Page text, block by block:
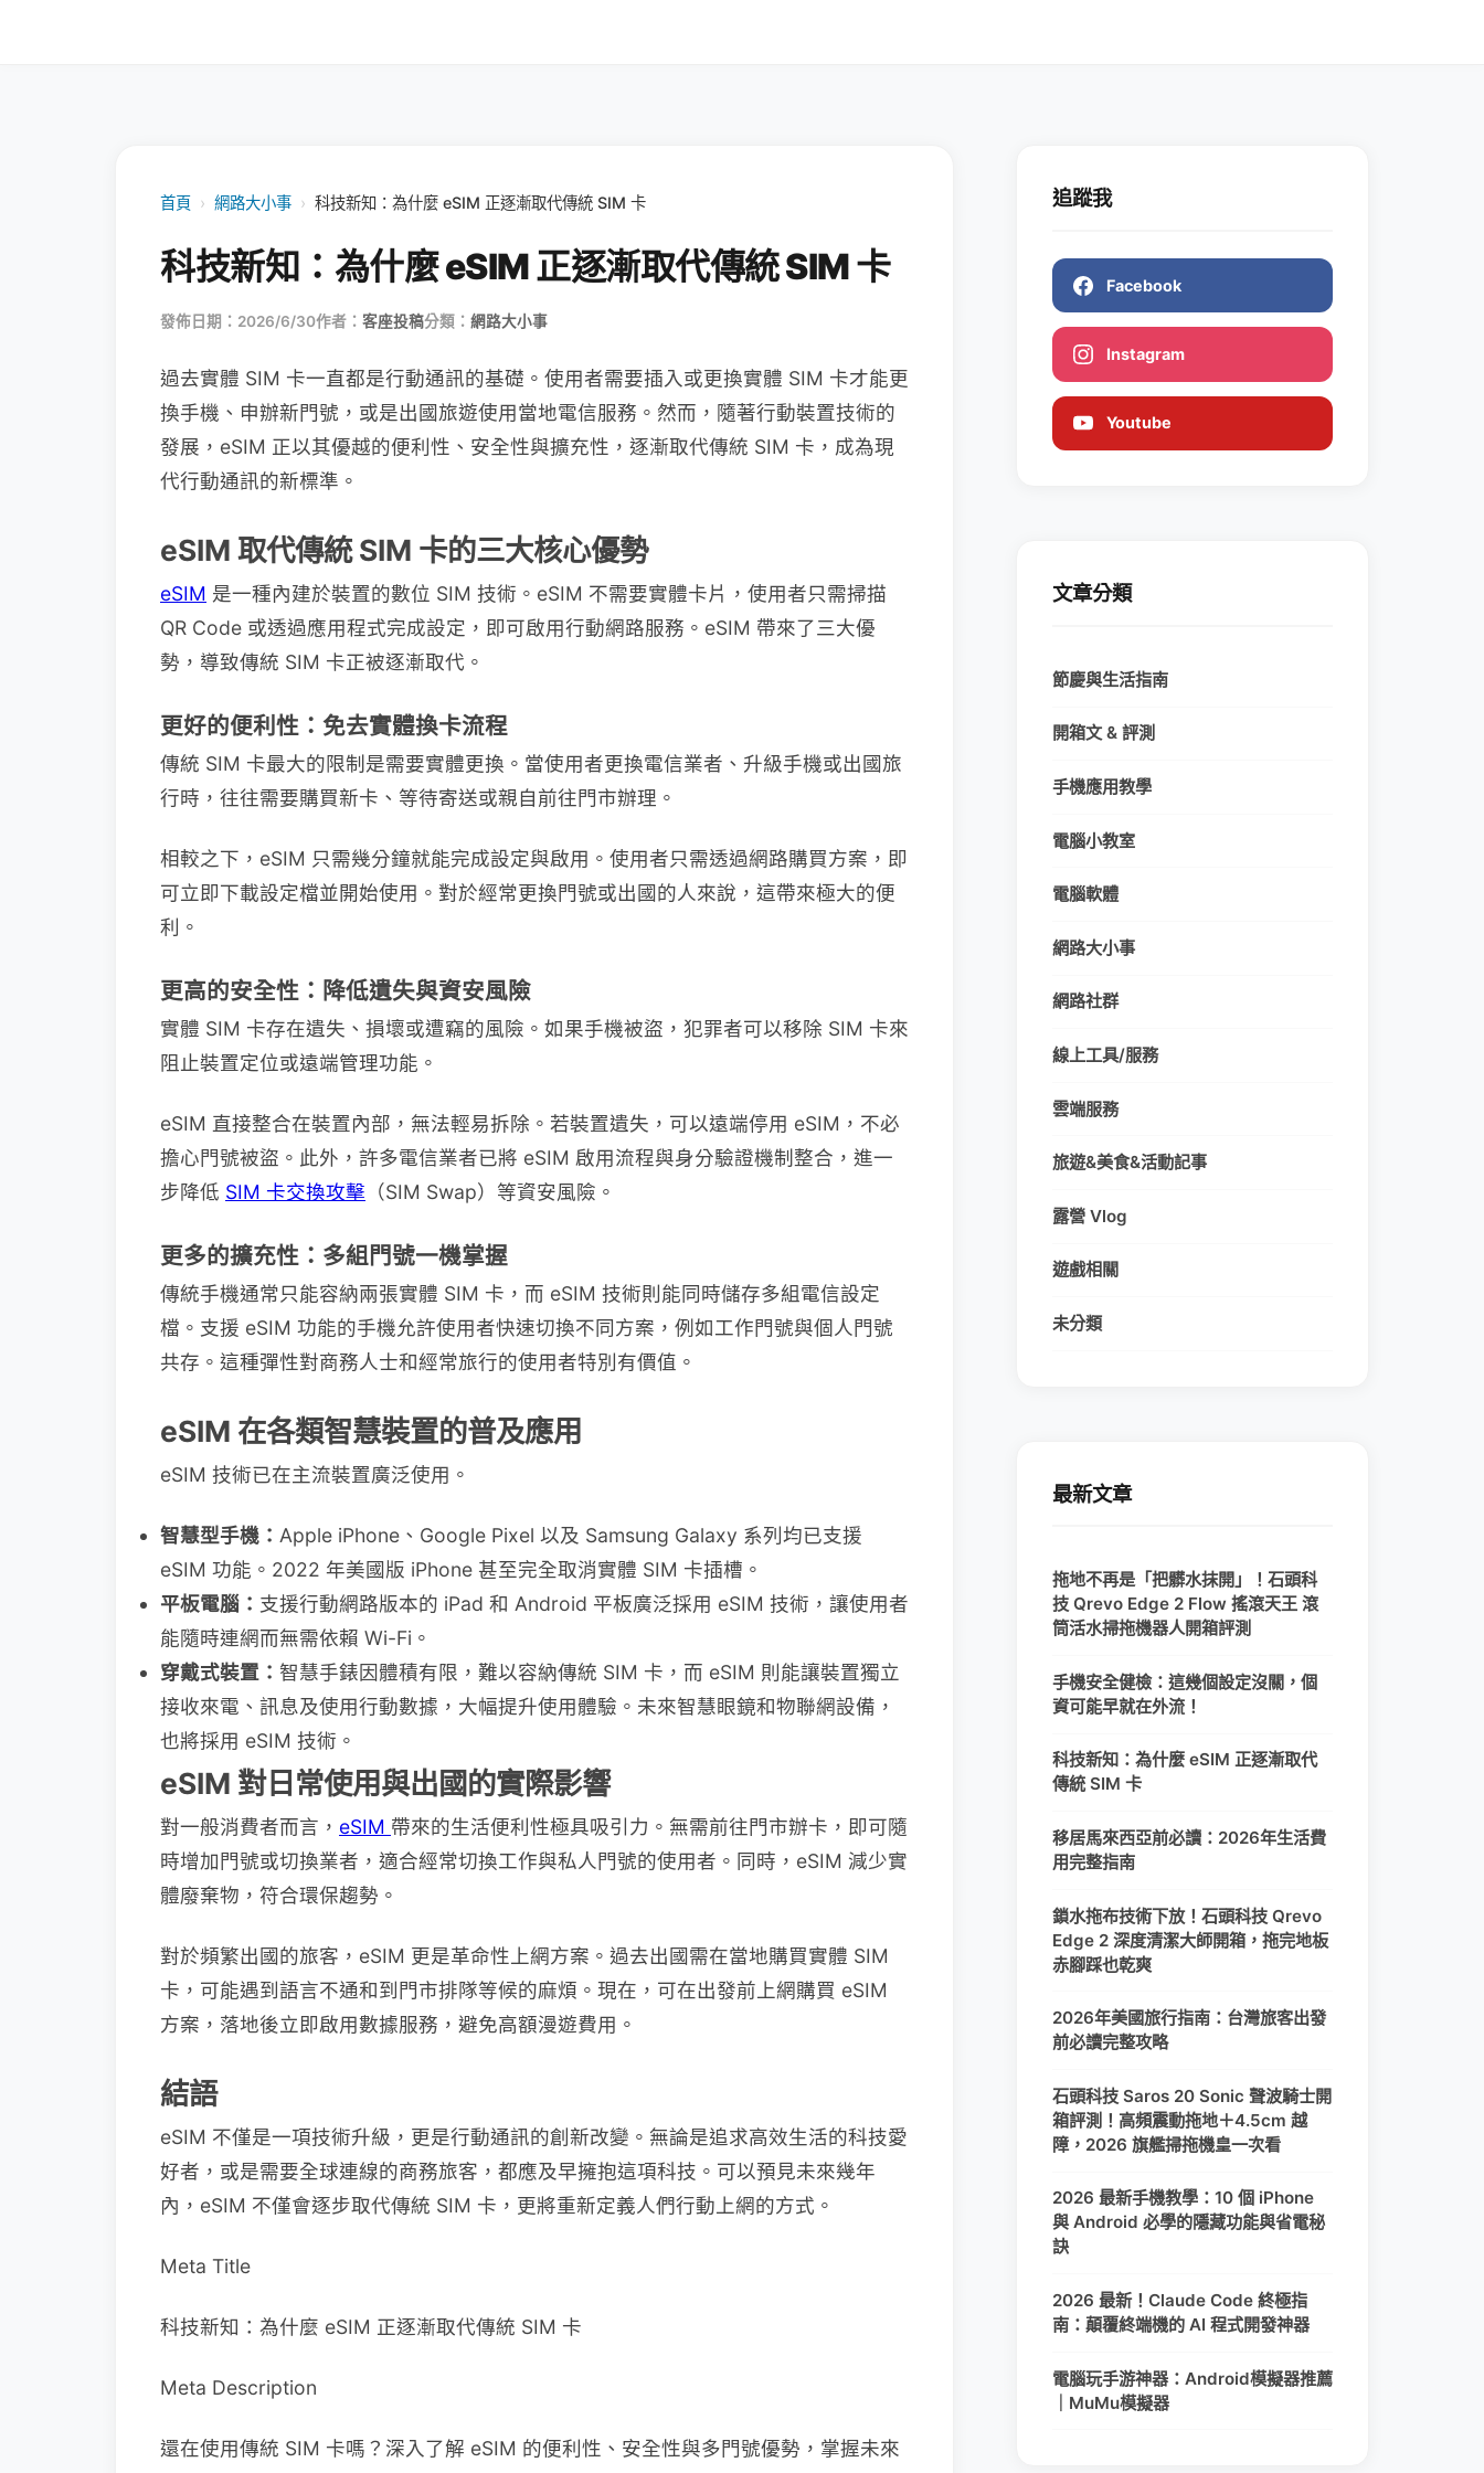
首頁 › 網路大小事 › 科技新知：為什麼 eSIM 正逐漸取代傳統 SIM 卡
科技新知：為什麼 eSIM 正逐漸取代傳統 SIM 卡
發佈日期：2026/6/30作者： 客座投稿分類： 網路大小事
過去實體 SIM 卡一直都是行動通訊的基礎。使用者需要插入或更換實體 SIM 卡才能更
換手機、申辦新門號，或是出國旅遊使用當地電信服務。然而，隨著行動裝置技術的
發展，eSIM 正以其優越的便利性、安全性與擴充性，逐漸取代傳統 SIM 卡，成為現
代行動通訊的新標準。
eSIM 取代傳統 SIM 卡的三大核心優勢
eSIM 是一種內建於裝置的數位 SIM 技術。eSIM 不需要實體卡片，使用者只需掃描
QR Code 或透過應用程式完成設定，即可啟用行動網路服務。eSIM 帶來了三大優
勢，導致傳統 SIM 卡正被逐漸取代。
更好的便利性：免去實體換卡流程
傳統 SIM 卡最大的限制是需要實體更換。當使用者更換電信業者、升級手機或出國旅
行時，往往需要購買新卡、等待寄送或親自前往門市辦理。
相較之下，eSIM 只需幾分鐘就能完成設定與啟用。使用者只需透過網路購買方案，即
可立即下載設定檔並開始使用。對於經常更換門號或出國的人來說，這帶來極大的便
利。
更高的安全性：降低遺失與資安風險
實體 SIM 卡存在遺失、損壞或遭竊的風險。如果手機被盜，犯罪者可以移除 SIM 卡來
阻止裝置定位或遠端管理功能。
eSIM 直接整合在裝置內部，無法輕易拆除。若裝置遺失，可以遠端停用 eSIM，不必
擔心門號被盜。此外，許多電信業者已將 eSIM 啟用流程與身分驗證機制整合，進一
步降低 SIM 卡交換攻擊 （SIM Swap）等資安風險。
更多的擴充性：多組門號一機掌握
傳統手機通常只能容納兩張實體 SIM 卡，而 eSIM 技術則能同時儲存多組電信設定
檔。支援 eSIM 功能的手機允許使用者快速切換不同方案，例如工作門號與個人門號
共存。這種彈性對商務人士和經常旅行的使用者特別有價值。
eSIM 在各類智慧裝置的普及應用
eSIM 技術已在主流裝置廣泛使用。
智慧型手機： Apple iPhone、Google Pixel 以及 Samsung Galaxy 系列均已支援
eSIM 功能。2022 年美國版 iPhone 甚至完全取消實體 SIM 卡插槽。
平板電腦： 支援行動網路版本的 iPad 和 Android 平板廣泛採用 eSIM 技術，讓使用者
能隨時連網而無需依賴 Wi-Fi。
穿戴式裝置： 智慧手錶因體積有限，難以容納傳統 SIM 卡，而 eSIM 則能讓裝置獨立
接收來電、訊息及使用行動數據，大幅提升使用體驗。未來智慧眼鏡和物聯網設備，
也將採用 eSIM 技術。
eSIM 對日常使用與出國的實際影響
對一般消費者而言， eSIM 帶來的生活便利性極具吸引力。無需前往門市辦卡，即可隨
時增加門號或切換業者，適合經常切換工作與私人門號的使用者。同時，eSIM 減少實
體廢棄物，符合環保趨勢。
對於頻繁出國的旅客，eSIM 更是革命性上網方案。過去出國需在當地購買實體 SIM
卡，可能遇到語言不通和到門市排隊等候的麻煩。現在，可在出發前上網購買 eSIM
方案，落地後立即啟用數據服務，避免高額漫遊費用。
結語
eSIM 不僅是一項技術升級，更是行動通訊的創新改變。無論是追求高效生活的科技愛
好者，或是需要全球連線的商務旅客，都應及早擁抱這項科技。可以預見未來幾年
內，eSIM 不僅會逐步取代傳統 SIM 卡，更將重新定義人們行動上網的方式。
Meta Title
科技新知：為什麼 eSIM 正逐漸取代傳統 SIM 卡
Meta Description
還在使用傳統 SIM 卡嗎？深入了解 eSIM 的便利性、安全性與多門號優勢，掌握未來
追蹤我
Facebook
Instagram
Youtube
文章分類
節慶與生活指南
開箱文 & 評測
手機應用教學
電腦小教室
電腦軟體
網路大小事
網路社群
線上工具/服務
雲端服務
旅遊&美食&活動記事
露營 Vlog
遊戲相關
未分類
最新文章
拖地不再是「把髒水抹開」！石頭科
技 Qrevo Edge 2 Flow 搖滾天王 滾
筒活水掃拖機器人開箱評測
手機安全健檢：這幾個設定沒關，個
資可能早就在外流！
科技新知：為什麼 eSIM 正逐漸取代
傳統 SIM 卡
移居馬來西亞前必讀：2026年生活費
用完整指南
鎖水拖布技術下放！石頭科技 Qrevo
Edge 2 深度清潔大師開箱，拖完地板
赤腳踩也乾爽
2026年美國旅行指南：台灣旅客出發
前必讀完整攻略
石頭科技 Saros 20 Sonic 聲波騎士開
箱評測！高頻震動拖地＋4.5cm 越
障，2026 旗艦掃拖機皇一次看
2026 最新手機教學：10 個 iPhone
與 Android 必學的隱藏功能與省電秘
訣
2026 最新！Claude Code 終極指
南：顛覆終端機的 AI 程式開發神器
電腦玩手游神器：Android模擬器推薦
｜MuMu模擬器